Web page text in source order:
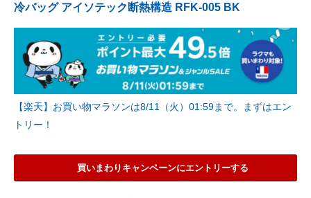
冷バッグ アイソテック断熱構造 RFK-005 BK
【楽天】お買い物マラソンは8/11（火）01:59まで。まずはエン
トリー！
買いまわりキャンペーンにエントリーする